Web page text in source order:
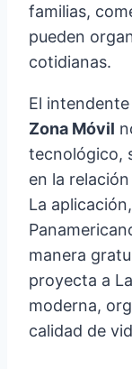
familias,
pueden
cotidianas.
El
Zona Móvil
tecnológico,
en la
La
manera
proyecta a
moderna,
calidad de